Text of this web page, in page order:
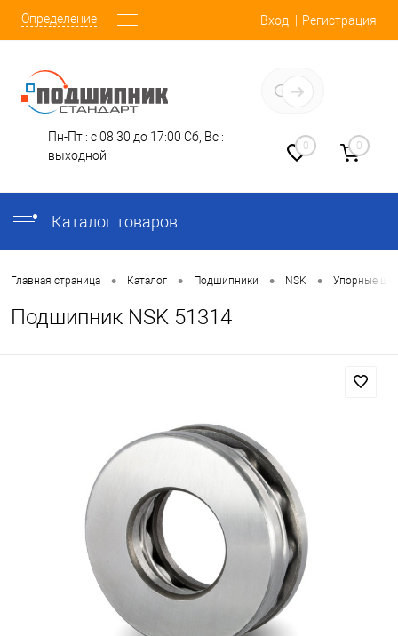
Определение Вход Регистрация
Пн-Пт : с 08:30 до 17:00 Сб, Вс :
выходной
0 0
Каталог товаров
Главная страница • Каталог • Подшипники • NSK • Упорные
Подшипник NSK 51314